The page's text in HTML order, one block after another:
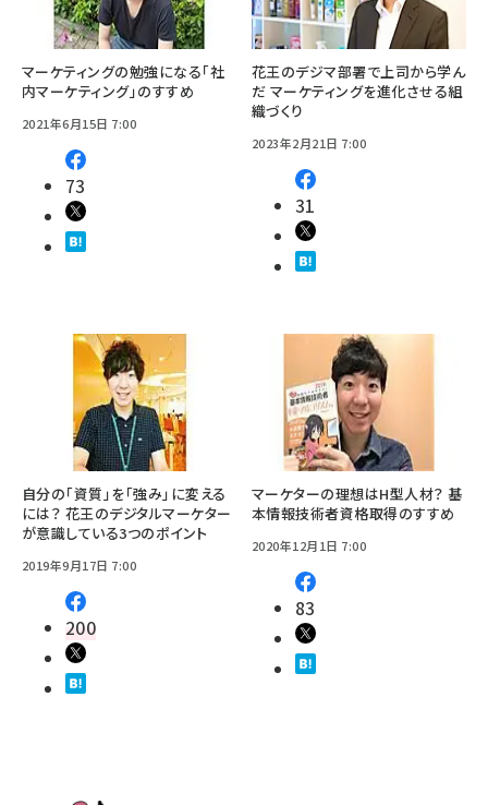
マーケティングの勉強になる「社
内マーケティング」のすすめ
2021年6月15日 7:00
73
花王のデジマ部署で上司から学ん
だ マーケティングを進化させる組
織づくり
2023年2月21日 7:00
31
自分の「資質」を「強み」に変える
には？ 花王のデジタルマーケター
が意識している3つのポイント
2019年9月17日 7:00
200
マーケターの理想はH型人材？ 基
本情報技術者資格取得のすすめ
2020年12月1日 7:00
83